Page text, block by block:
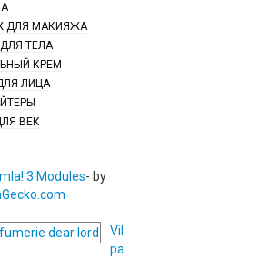
ДЛЯ МАКИЯЖА
ТЕЛА
КРЕМ
ЛИЦА
ВЕК
3 Modules- by
Vilhelm
parfumerie